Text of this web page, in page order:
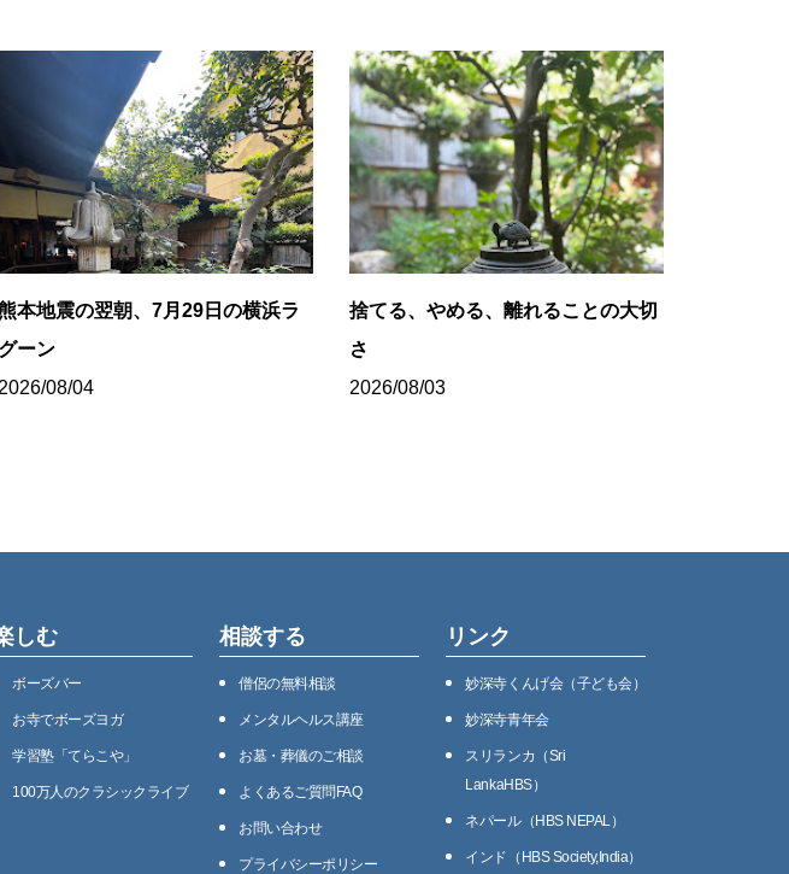
本地震の翌朝、7月29日の横浜ラ
グーン
2026/08/04
捨てる、やめる、離れることの大切
さ
2026/08/03
しむ
ボーズバー
お寺でボーズヨガ
学習塾「てらこや」
100万⼈のクラシックライブ
相談する
僧侶の無料相談
メンタルヘルス講座
お墓・葬儀のご相談
よくあるご質問FAQ
お問い合わせ
プライバシーポリシー
リンク
妙深寺くんげ会（⼦ども会）
妙深寺⻘年会
スリランカ（Sri
LankaHBS）
ネパール（HBS NEPAL）
インド（HBS Society,India）